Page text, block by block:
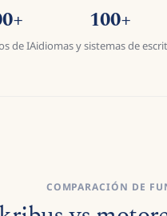
de IA
100+
idiomas y sistemas de
COMPARACIÓN DE